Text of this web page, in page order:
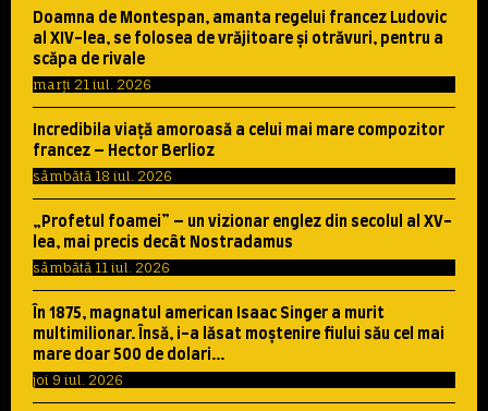
Doamna de Montespan, amanta regelui francez Ludovic
al XIV-lea, se folosea de vrăjitoare şi otrăvuri, pentru a
scăpa de rivale
marți 21 iul. 2026
Incredibila viaţă amoroasă a celui mai mare compozitor
francez – Hector Berlioz
sâmbătă 18 iul. 2026
„Profetul foamei” – un vizionar englez din secolul al XV-
lea, mai precis decât Nostradamus
sâmbătă 11 iul. 2026
În 1875, magnatul american Isaac Singer a murit
multimilionar. Însă, i-a lăsat moştenire fiului său cel mai
mare doar 500 de dolari…
joi 9 iul. 2026